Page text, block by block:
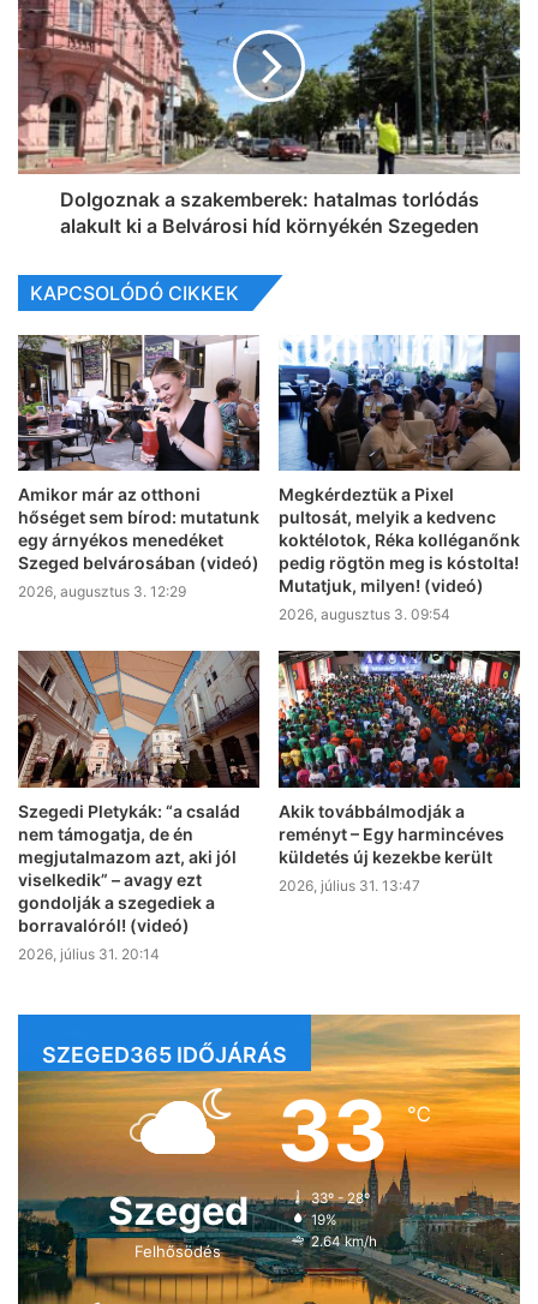
Dolgoznak a szakemberek: hatalmas torlódás
alakult ki a Belvárosi híd környékén Szegeden
KAPCSOLÓDÓ CIKKEK
Amikor már az otthoni
hőséget sem bírod: mutatunk
egy árnyékos menedéket
Szeged belvárosában (videó)
2026, augusztus 3. 12:29
Megkérdeztük a Pixel
pultosát, melyik a kedvenc
koktélotok, Réka kolléganőnk
pedig rögtön meg is kóstolta!
Mutatjuk, milyen! (videó)
2026, augusztus 3. 09:54
Szegedi Pletykák: “a család
nem támogatja, de én
megjutalmazom azt, aki jól
viselkedik” – avagy ezt
gondolják a szegediek a
borravalóról! (videó)
2026, július 31. 20:14
Akik továbbálmodják a
reményt – Egy harmincéves
küldetés új kezekbe került
2026, július 31. 13:47
SZEGED365 IDŐJÁRÁS
Szeged
Felhősödés
33℃
33º - 28º
19%
2.64 km/h